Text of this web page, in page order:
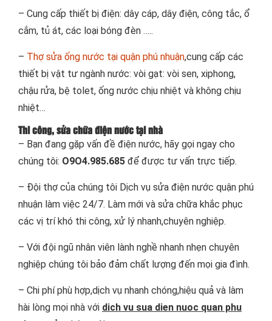
– Cung cấp thiết bị điện: dây cáp, dây điện, công tắc, ổ
cắm, tủ át, các loại bóng đèn …..
– Thợ sửa ống nước tại quận phú nhuận,cung cấp các
thiết bị vật tư ngành nước: vòi gạt: vòi sen, xiphong,
chậu rửa, bệ tolet, ống nước chịu nhiệt và không chịu
nhiệt…
Thi công, sửa chữa điện nước tại nhà
– Bạn đang gặp vấn đề điện nước, hãy gọi ngay cho
chúng tôi: O9O4.985.685 để được tư vấn trực tiếp.
– Đội thợ của chúng tôi Dịch vụ sửa điện nước quận phú
nhuận làm việc 24/7. Làm mới và sửa chữa khắc phục
các vị trí khó thi công, xử lý nhanh,chuyên nghiệp.
– Với đội ngũ nhân viên lành nghề nhanh nhẹn chuyên
nghiệp chúng tôi bảo đảm chất lượng đến mọi gia đình.
– Chi phí phù hợp,dịch vụ nhanh chóng,hiệu quả và làm
hài lòng mọi nhà với dich vu sua dien nuoc quan phu